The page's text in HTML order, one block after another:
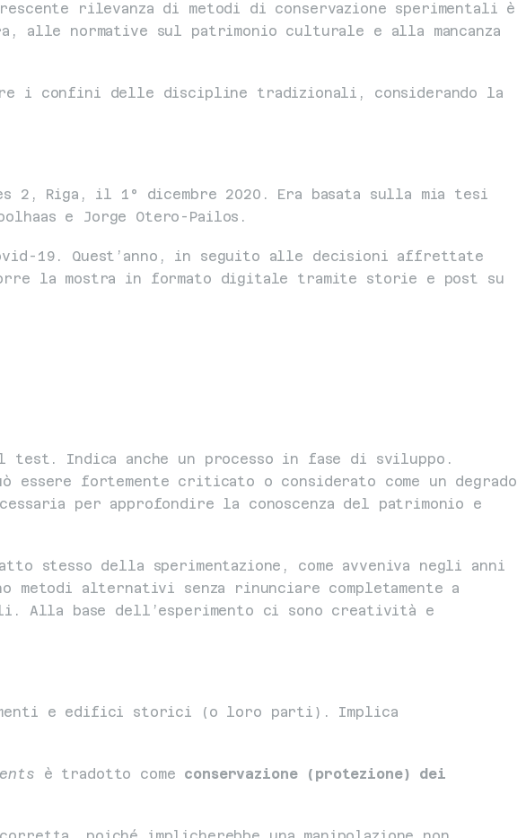
rilevanza di metodi di conservazione sperimentali è
alle normative sul patrimonio culturale e alla mancanza
i confini delle discipline tradizionali, considerando la
2, Riga, il 1° dicembre 2020. Era basata sulla mia tesi
e Jorge Otero-Pailos.
19. Quest’anno, in seguito alle decisioni affrettate
la mostra in formato digitale tramite storie e post su
Indica anche un processo in fase di sviluppo.
fortemente criticato o considerato come un degrado
per approfondire la conoscenza del patrimonio e
stesso della sperimentazione, come avveniva negli anni
alternativi senza rinunciare completamente a
base dell’esperimento ci sono creatività e
e edifici storici (o loro parti). Implica
è tradotto come conservazione (protezione) dei